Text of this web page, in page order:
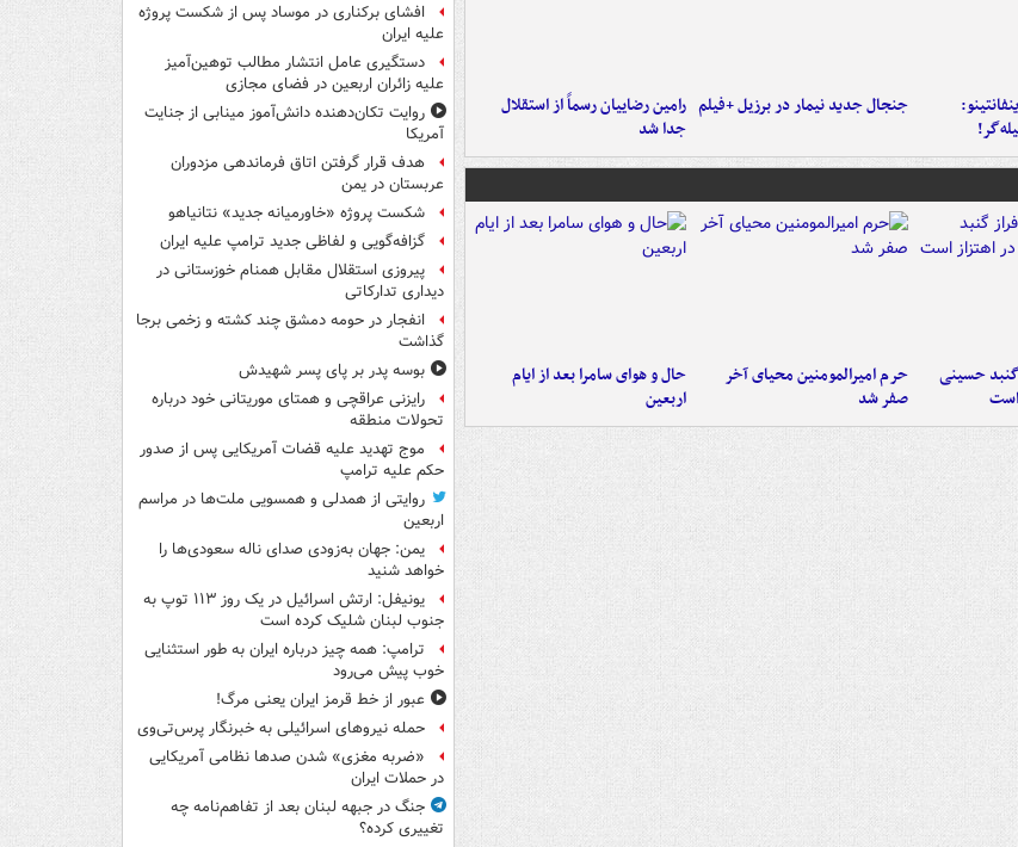
جنجال جدید نیمار در برزیل +فیلم رامین رضاییان رسماً از استقلال
جدا شد
گنبد حسینی
است
حرم امیرالمومنین محیای آخر
صفر شد
حال و هوای سامرا بعد از ایام
اربعین
افشای برکناری در موساد پس از شکست پروژه
علیه ایران
دستگیری عامل انتشار مطالب توهین‌آمیز
علیه زائران اربعین در فضای مجازی
روایت تکان‌دهنده دانش‌آموز مینابی از جنایت
آمریکا
هدف قرار گرفتن اتاق‌ فرماندهی مزدوران
عربستان در یمن
شکست پروژه «خاورمیانه جدید» نتانیاهو
گزافه‌گویی و لفاظی جدید ترامپ علیه ایران
پیروزی استقلال مقابل همنام خوزستانی در
دیداری تدارکاتی
انفجار در حومه دمشق چند کشته و زخمی برجا
گذاشت
بوسه‌ پدر بر پای پسر شهیدش
رایزنی عراقچی و همتای موریتانی خود درباره
تحولات منطقه
موج تهدید علیه قضات آمریکایی پس از صدور
حکم علیه ترامپ
روایتی از همدلی و همسویی ملت‌ها در مراسم
اربعین
یمن: جهان به‌زودی صدای ناله سعودی‌ها را
خواهد شنید
یونیفل: ارتش اسرائیل در یک روز ۱۱۳ توپ به
جنوب لبنان شلیک کرده است
ترامپ: همه چیز درباره ایران به طور استثنایی
خوب پیش می‌رود
عبور از خط قرمز ایران یعنی مرگ!
حمله نیروهای اسرائیلی به خبرنگار پرس‌تی‌وی
«ضربه مغزی» شدن صدها نظامی آمریکایی
در حملات ایران
جنگ در جبهه لبنان بعد از تفاهم‌نامه چه
تغییری کرده؟